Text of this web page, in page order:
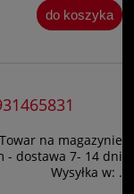
do koszyka
Towar na magazynie
- dostawa 7- 14 dni
Wysyłka w: .